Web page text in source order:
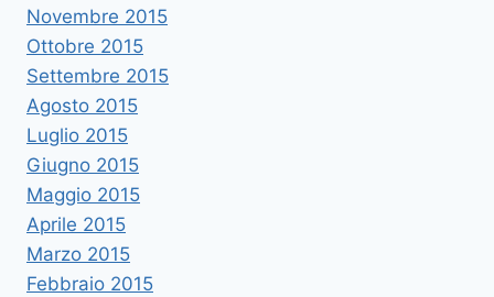
Novembre 2015
Ottobre 2015
Settembre 2015
Agosto 2015
Luglio 2015
Giugno 2015
Maggio 2015
Aprile 2015
Marzo 2015
Febbraio 2015